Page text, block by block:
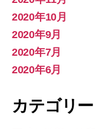
2020年10月
2020年9月
2020年7月
2020年6月
カテゴリー